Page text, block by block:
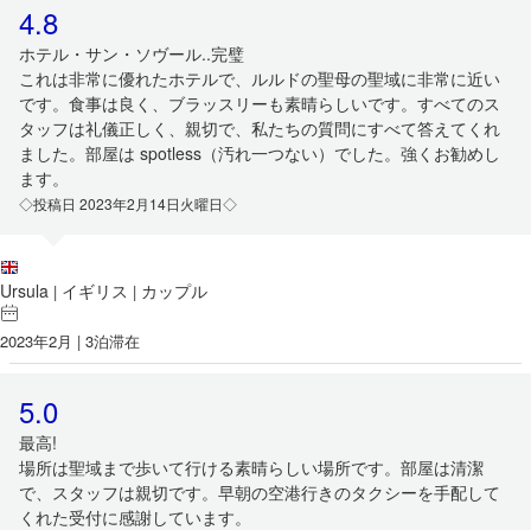
4.8
ホテル・サン・ソヴール..完璧
これは非常に優れたホテルで、ルルドの聖母の聖域に非常に近い
です。食事は良く、ブラッスリーも素晴らしいです。すべてのス
タッフは礼儀正しく、親切で、私たちの質問にすべて答えてくれ
ました。部屋は spotless（汚れ一つない）でした。強くお勧めし
ます。
◇投稿日 2023年2月14日火曜日◇
Ursula | イギリス | カップル
2023年2月 | 3泊滞在
5.0
最高!
場所は聖域まで歩いて行ける素晴らしい場所です。部屋は清潔
で、スタッフは親切です。早朝の空港行きのタクシーを手配して
くれた受付に感謝しています。